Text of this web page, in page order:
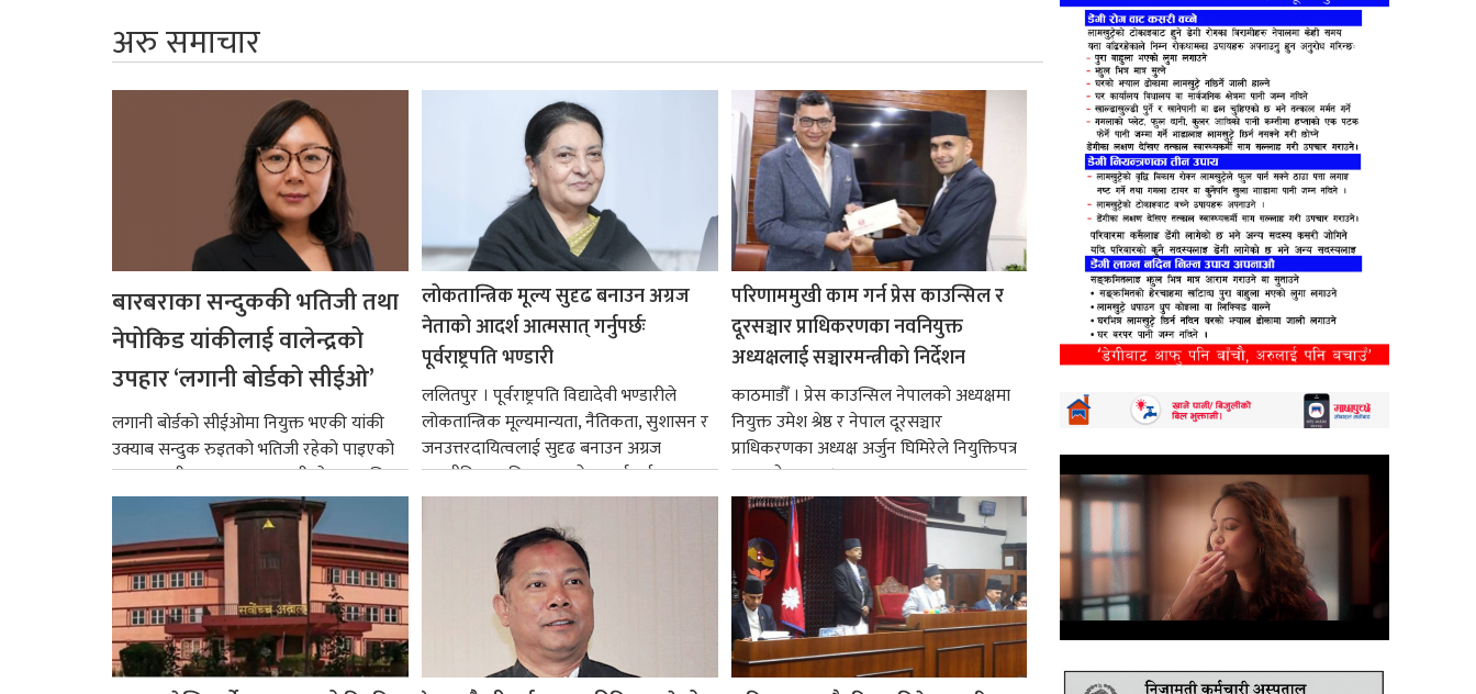
अरु समाचार
बारबराका सन्दुककी भतिजी तथा
नेपोकिड यांकीलाई वालेन्द्रको
उपहार ‘लगानी बोर्डको सीईओ’
लगानी बोर्डको सीईओमा नियुक्त भएकी यांकी
उक्याब सन्दुक रुइतको भतिजी रहेको पाइएको
छ। तत्कालीन समयमा महाकालीको अञ्चलाधिश
नै बनेका जोन...
लोकतान्त्रिक मूल्य सुदृढ बनाउन अग्रज
नेताको आदर्श आत्मसात् गर्नुपर्छः
पूर्वराष्ट्रपति भण्डारी
ललितपुर । पूर्वराष्ट्रपति विद्यादेवी भण्डारीले
लोकतान्त्रिक मूल्यमान्यता, नैतिकता, सुशासन र
जनउत्तरदायित्वलाई सुदृढ बनाउन अग्रज
राजनीतिक व्यक्तित्वहरूको आदर्शलाई आत्मसात्
गर्न आवश्यक...
परिणाममुखी काम गर्न प्रेस काउन्सिल र
दूरसञ्चार प्राधिकरणका नवनियुक्त
अध्यक्षलाई सञ्चारमन्त्रीको निर्देशन
काठमाडौँ । प्रेस काउन्सिल नेपालको अध्यक्षमा
नियुक्त उमेश श्रेष्ठ र नेपाल दूरसञ्चार
प्राधिकरणका अध्यक्ष अर्जुन घिमिरेले नियुक्तिपत्र
ग्रहण गरेका छन्।...